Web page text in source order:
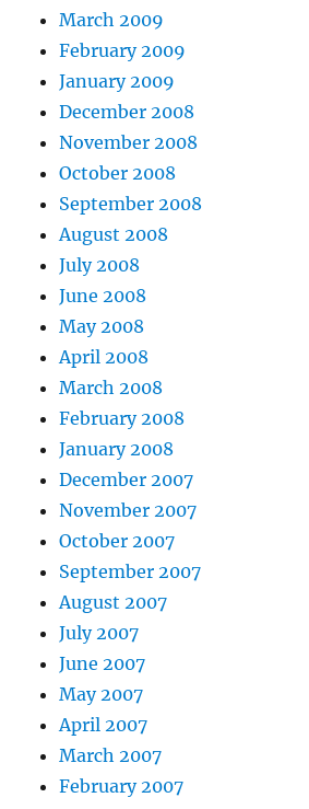
March 2009
February 2009
January 2009
December 2008
November 2008
October 2008
September 2008
August 2008
July 2008
June 2008
May 2008
April 2008
March 2008
February 2008
January 2008
December 2007
November 2007
October 2007
September 2007
August 2007
July 2007
June 2007
May 2007
April 2007
March 2007
February 2007